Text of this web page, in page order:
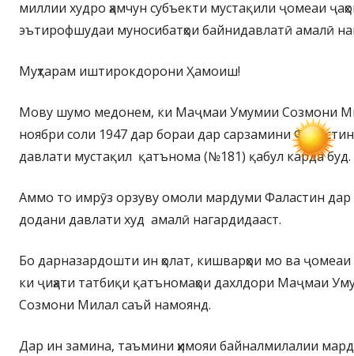
миллии худро ҳамчун субъекти мустақили ҷомеаи
эътирофшудаи муносибатҳои байнидавлатӣ амалӣ
Муҳтарам иштирокдорони Ҳамоиш!
Мову шумо медонем, ки Маҷмаи Умумии Созмони
ноябри соли 1947 дар бораи дар сарзамини
давлати мустақил қатънома (№181) қабул карда буд.
Аммо то имрӯз орзуву омоли мардуми Фаластин
додани давлати худ амалӣ нагардидааст.
Бо дарназардошти ин ҳолат, кишварҳои мо ва
ки ҷиҳати татбиқи қатъномаҳои дахлдори Маҷмаи
Созмони Милал саъй намоянд.
Дар ин замина, таъмини ҳимояи байналмилалии